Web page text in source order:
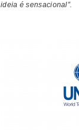
ideia é sensacional”.